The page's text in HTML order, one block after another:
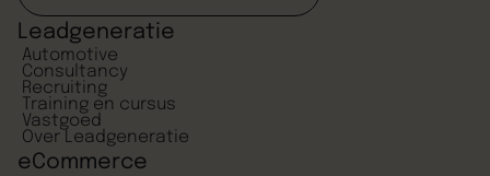
Leadgeneratie
Automotive
Consultancy
Recruiting
Training en cursus
Vastgoed
Over Leadgeneratie
eCommerce